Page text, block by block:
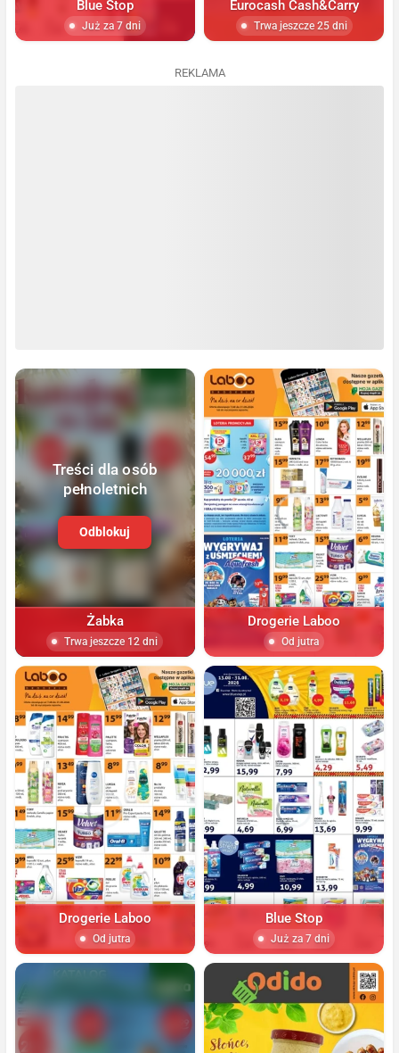
Blue Stop
Już za 7 dni
Eurocash Cash&Carry
Trwa jeszcze 25 dni
REKLAMA
Treści dla osób
pełnoletnich
Odblokuj
Żabka
Trwa jeszcze 12 dni
Drogerie Laboo
Od jutra
Drogerie Laboo
Od jutra
Blue Stop
Już za 7 dni